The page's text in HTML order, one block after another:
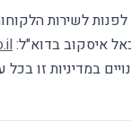
לשירות
איסקוב בדוא"ל:
במדיניות זו